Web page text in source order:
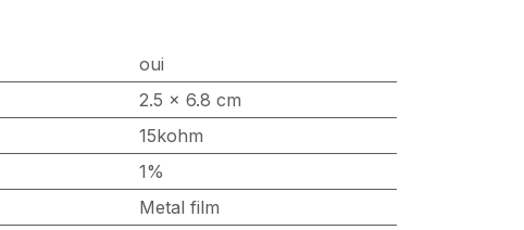
oui
2.5 x 6.8 cm
15kohm
1%
Metal film